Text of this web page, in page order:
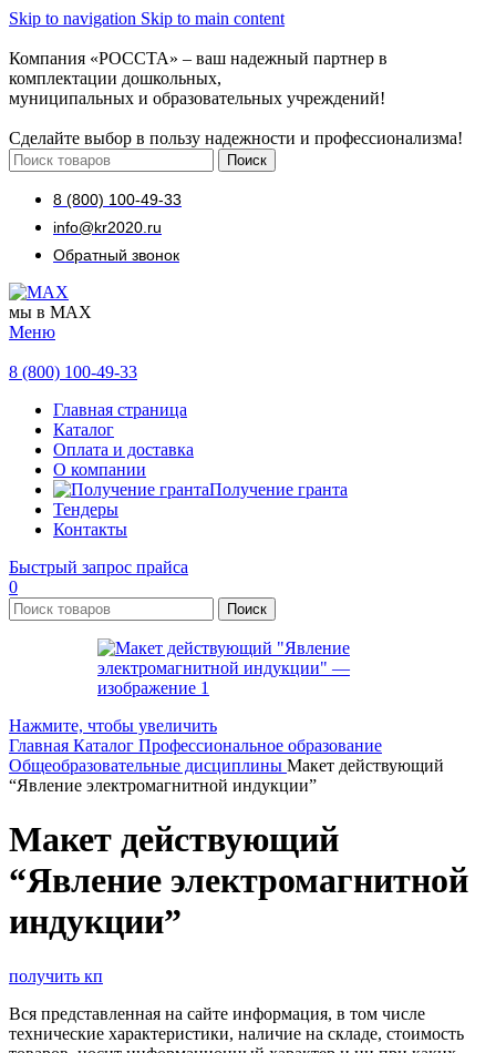
Skip to navigation Skip to main content
Компания «РОССТА» – ваш надежный партнер в
комплектации дошкольных,
муниципальных и образовательных учреждений!
Сделайте выбор в пользу надежности и профессионализма!
Поиск
8 (800) 100-49-33
info@kr2020.ru
Обратный звонок
мы в MAX
Меню
8 (800) 100-49-33
Главная страница
Каталог
Оплата и доставка
О компании
Получение гранта
Тендеры
Контакты
Быстрый запрос прайса
0
Поиск
Нажмите, чтобы увеличить
Главная Каталог Профессиональное образование
Общеобразовательные дисциплины Макет действующий
“Явление электромагнитной индукции”
Макет действующий
“Явление электромагнитной
индукции”
получить кп
Вся представленная на сайте информация, в том числе
технические характеристики, наличие на складе, стоимость